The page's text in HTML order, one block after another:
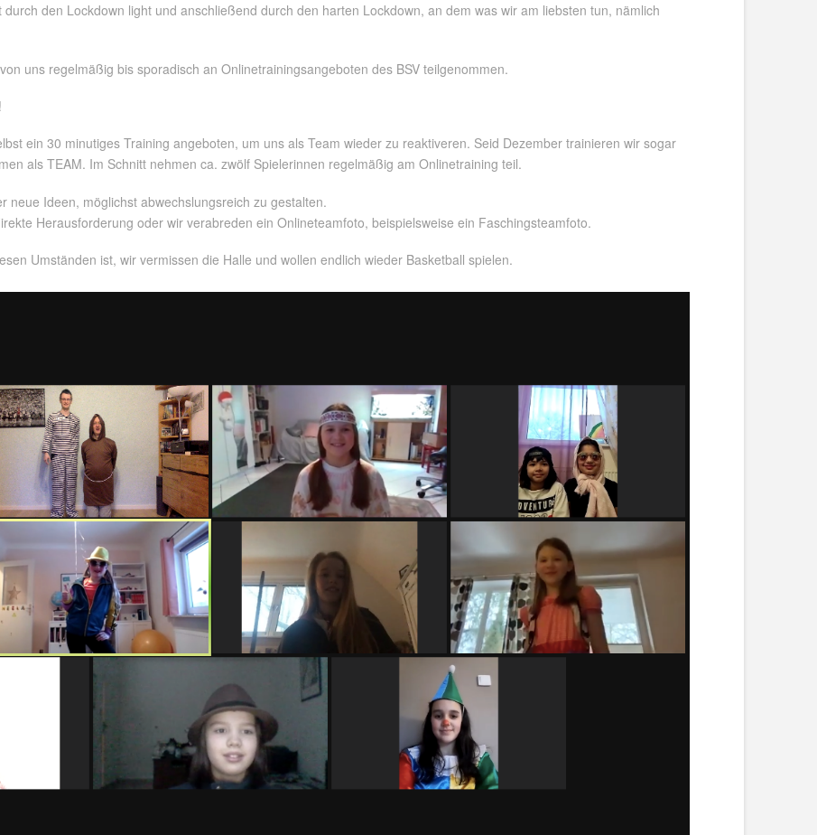
den Lockdown light und anschließend durch den harten Lockdown, an dem was wir am liebsten tun, nämlich
uns regelmäßig bis sporadisch an Onlinetrainingsangeboten des BSV teilgenommen.
ein 30 minutiges Training angeboten, um uns als Team wieder zu reaktiveren. Seid Dezember trainieren wir sogar
als TEAM. Im Schnitt nehmen ca. zwölf Spielerinnen regelmäßig am Onlinetraining teil.
neue Ideen, möglichst abwechslungsreich zu gestalten.
Herausforderung oder wir verabreden ein Onlineteamfoto, beispielsweise ein Faschingsteamfoto.
Umständen ist, wir vermissen die Halle und wollen endlich wieder Basketball spielen.